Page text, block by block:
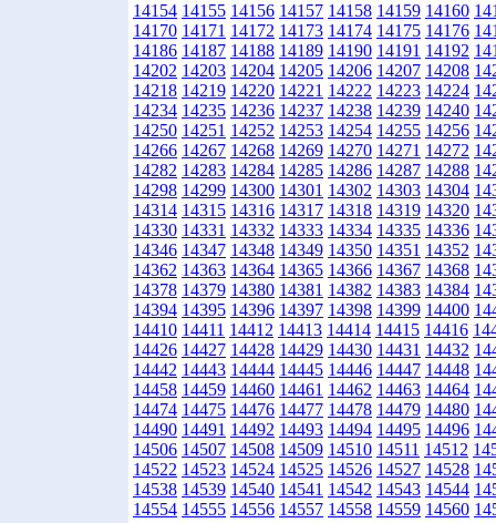
14154 14155 14156 14157 14158 14159 14160
14170 14171 14172 14173 14174 14175 14176
14186 14187 14188 14189 14190 14191 14192
14202 14203 14204 14205 14206 14207 14208
14218 14219 14220 14221 14222 14223 14224
14234 14235 14236 14237 14238 14239 14240
14250 14251 14252 14253 14254 14255 14256
14266 14267 14268 14269 14270 14271 14272
14282 14283 14284 14285 14286 14287 14288
14298 14299 14300 14301 14302 14303 14304
14314 14315 14316 14317 14318 14319 14320
14330 14331 14332 14333 14334 14335 14336
14346 14347 14348 14349 14350 14351 14352
14362 14363 14364 14365 14366 14367 14368
14378 14379 14380 14381 14382 14383 14384
14394 14395 14396 14397 14398 14399 14400
14410 14411 14412 14413 14414 14415 14416
14426 14427 14428 14429 14430 14431 14432
14442 14443 14444 14445 14446 14447 14448
14458 14459 14460 14461 14462 14463 14464
14474 14475 14476 14477 14478 14479 14480
14490 14491 14492 14493 14494 14495 14496
14506 14507 14508 14509 14510 14511 14512
14522 14523 14524 14525 14526 14527 14528
14538 14539 14540 14541 14542 14543 14544
14554 14555 14556 14557 14558 14559 14560